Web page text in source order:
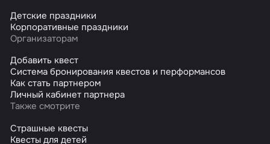
Детские праздники
Корпоративные праздники
Организаторам
Добавить квест
Система бронирования квестов и перформансов
Как стать партнером
Личный кабинет партнера
Также смотрите
Страшные квесты
Квесты для детей